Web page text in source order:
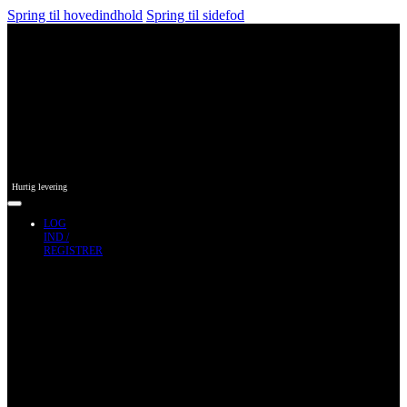
Spring til hovedindhold Spring til sidefod
Hurtig levering
LOG
IND /
REGISTRER